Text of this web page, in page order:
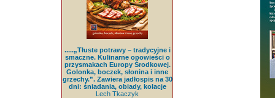
.....„Tłuste potrawy – tradycyjne i
smaczne. Kulinarne opowieści o
przysmakach Europy Środkowej.
Golonka, boczek, słonina i inne
grzechy.”. Zawiera jadłospis na 30
dni: śniadania, obiady, kolacje
Lech Tkaczyk